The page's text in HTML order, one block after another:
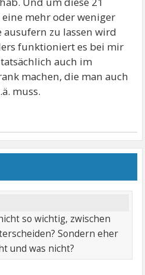
mehr oder weniger
zu lassen wird
funktioniert es bei mir
auch im
machen, die man auch
muss.
so wichtig, zwischen
Sondern eher
und was nicht?